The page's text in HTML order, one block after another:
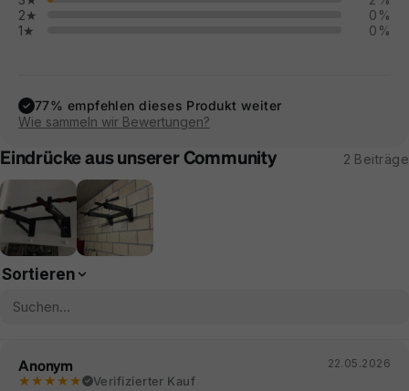
2★
0%
1★
0%
✓ 77% empfehlen dieses Produkt weiter
Wie sammeln wir Bewertungen?
Eindrücke aus unserer Community 2 Beiträge
Sortieren
Anonym
★★★★★ Verifizierter Kauf
22.05.2026